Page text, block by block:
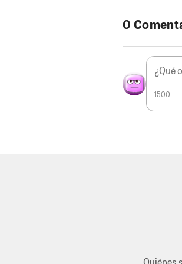
0
1500